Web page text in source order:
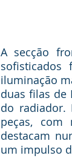
A secção
sofisticados
iluminação
duas filas de
do radiador.
peças, com
destacam
um impulso